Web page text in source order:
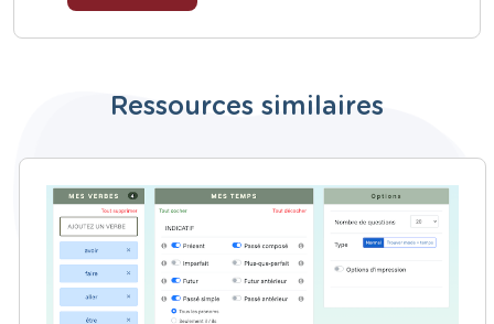
Ressources similaires